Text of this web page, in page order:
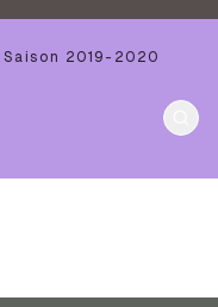
Saison 2019-2020